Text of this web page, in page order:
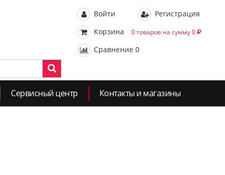
Войти
Регистрация
Корзина
0 товаров на сумму 0
Сравнение 0
Сервисный центр Контакты и магазины